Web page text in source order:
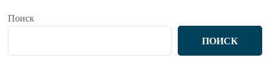
Поиск
ПОИСК